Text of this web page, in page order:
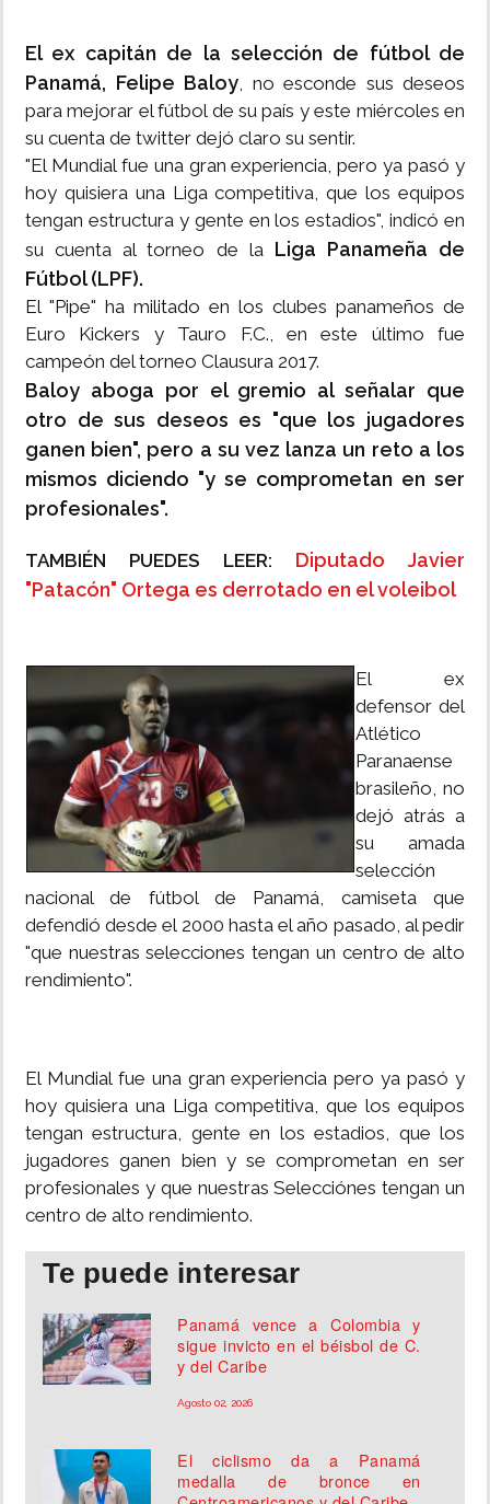
El ex capitán de la selección de fútbol de
Panamá, Felipe Baloy, no esconde sus deseos
para mejorar el fútbol de su país y este miércoles en
su cuenta de twitter dejó claro su sentir.
"El Mundial fue una gran experiencia, pero ya pasó y
hoy quisiera una Liga competitiva, que los equipos
tengan estructura y gente en los estadios", indicó en
su cuenta al torneo de la Liga Panameña de
Fútbol (LPF).
El "Pipe" ha militado en los clubes panameños de
Euro Kickers y Tauro F.C., en este último fue
campeón del torneo Clausura 2017.
Baloy aboga por el gremio al señalar que
otro de sus deseos es "que los jugadores
ganen bien", pero a su vez lanza un reto a los
mismos diciendo "y se comprometan en ser
profesionales".
TAMBIÉN PUEDES LEER: Diputado Javier
"Patacón" Ortega es derrotado en el voleibol
El ex
defensor del
Atlético
Paranaense
brasileño, no
dejó atrás a
su amada
selección
nacional de fútbol de Panamá, camiseta que
defendió desde el 2000 hasta el año pasado, al pedir
"que nuestras selecciones tengan un centro de alto
rendimiento".
El Mundial fue una gran experiencia pero ya pasó y
hoy quisiera una Liga competitiva, que los equipos
tengan estructura, gente en los estadios, que los
jugadores ganen bien y se comprometan en ser
profesionales y que nuestras Selecciónes tengan un
centro de alto rendimiento.
Te puede interesar
Panamá vence a Colombia y
sigue invicto en el béisbol de C.
y del Caribe
Agosto 02, 2026
El ciclismo da a Panamá
medalla de bronce en